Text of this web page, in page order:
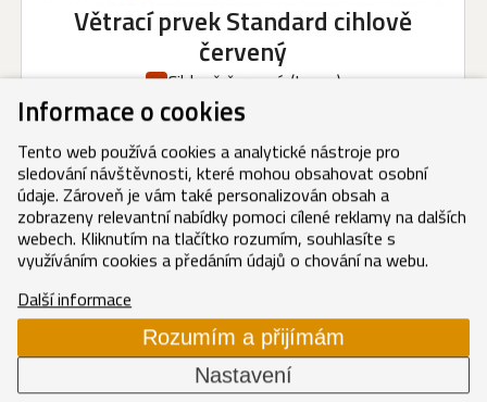
Větrací prvek Standard cihlově
červený
Cihlově červená (Inova)
249,60 Kč/ks
COPPO, DANUBIA, RUNDO, SYNUS, ZENIT MAX
Větrací prvek Standard hnědý
Hnědá
249,60 Kč/ks
302,02 Kč/ks s DPH
Informace o cookies
Tento web používá cookies a analytické nástroje pro
sledování návštěvnosti, které mohou obsahovat osobní
údaje. Zároveň je vám také personalizován obsah a
zobrazeny relevantní nabídky pomoci cílené reklamy na dalších
webech. Kliknutím na tlačítko rozumím, souhlasíte s
využíváním cookies a předáním údajů o chování na webu.
Další informace
Rozumím a přijímám
Nastavení